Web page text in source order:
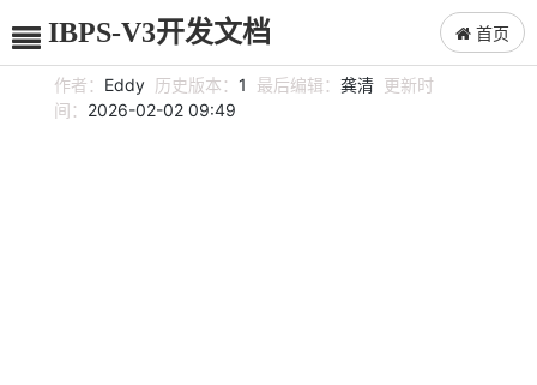
IBPS-V3开发文档 首页
作者： Eddy 历史版本： 1 最后编辑： 龚清 更新时
间： 2026-02-02 09:49